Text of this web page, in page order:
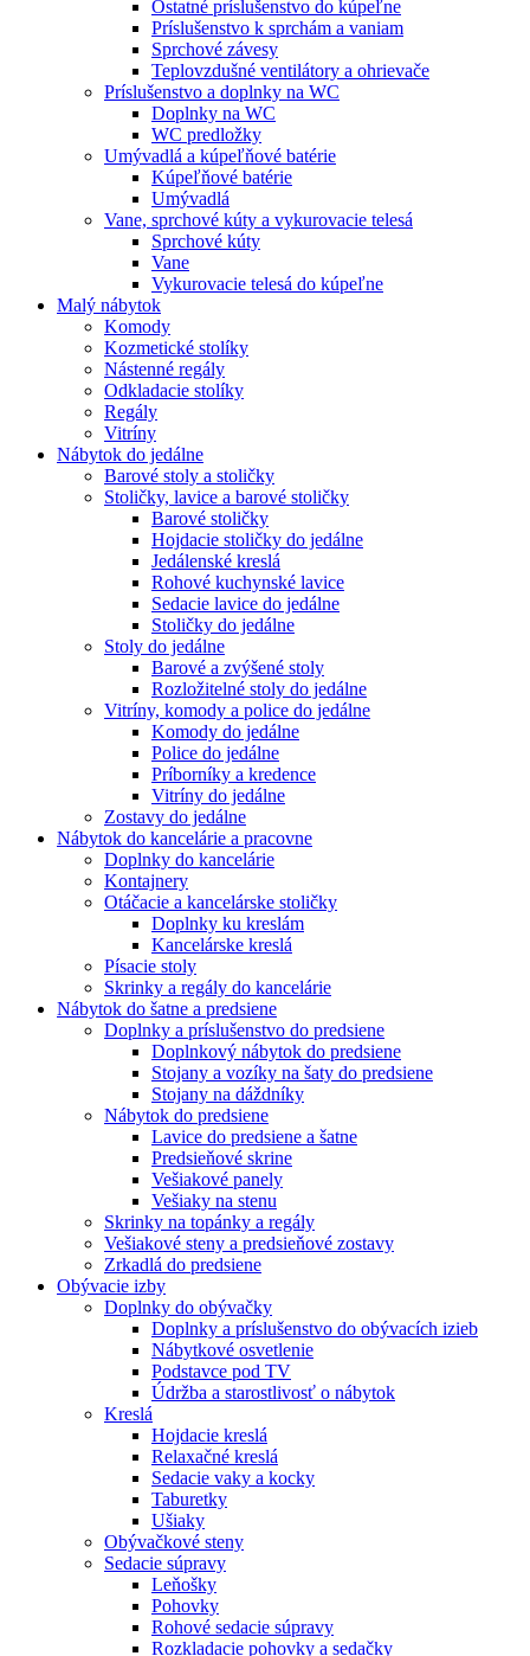
Ostatné príslušenstvo do kúpeľne
Príslušenstvo k sprchám a vaniam
Sprchové závesy
Teplovzdušné ventilátory a ohrievače
Príslušenstvo a doplnky na WC
Doplnky na WC
WC predložky
Umývadlá a kúpeľňové batérie
Kúpeľňové batérie
Umývadlá
Vane, sprchové kúty a vykurovacie telesá
Sprchové kúty
Vane
Vykurovacie telesá do kúpeľne
Malý nábytok
Komody
Kozmetické stolíky
Nástenné regály
Odkladacie stolíky
Regály
Vitríny
Nábytok do jedálne
Barové stoly a stoličky
Stoličky, lavice a barové stoličky
Barové stoličky
Hojdacie stoličky do jedálne
Jedálenské kreslá
Rohové kuchynské lavice
Sedacie lavice do jedálne
Stoličky do jedálne
Stoly do jedálne
Barové a zvýšené stoly
Rozložitelné stoly do jedálne
Vitríny, komody a police do jedálne
Komody do jedálne
Police do jedálne
Príborníky a kredence
Vitríny do jedálne
Zostavy do jedálne
Nábytok do kancelárie a pracovne
Doplnky do kancelárie
Kontajnery
Otáčacie a kancelárske stoličky
Doplnky ku kreslám
Kancelárske kreslá
Písacie stoly
Skrinky a regály do kancelárie
Nábytok do šatne a predsiene
Doplnky a príslušenstvo do predsiene
Doplnkový nábytok do predsiene
Stojany a vozíky na šaty do predsiene
Stojany na dáždníky
Nábytok do predsiene
Lavice do predsiene a šatne
Predsieňové skrine
Vešiakové panely
Vešiaky na stenu
Skrinky na topánky a regály
Vešiakové steny a predsieňové zostavy
Zrkadlá do predsiene
Obývacie izby
Doplnky do obývačky
Doplnky a príslušenstvo do obývacích izieb
Nábytkové osvetlenie
Podstavce pod TV
Údržba a starostlivosť o nábytok
Kreslá
Hojdacie kreslá
Relaxačné kreslá
Sedacie vaky a kocky
Taburetky
Ušiaky
Obývačkové steny
Sedacie súpravy
Leňošky
Pohovky
Rohové sedacie súpravy
Rozkladacie pohovky a sedačky